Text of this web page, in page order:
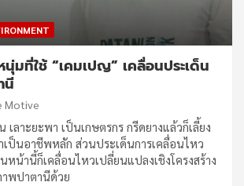
มที่ใช้ “เคมเปญ” เคลื่อนประเด็น
นี
Motive
ลาะยะพา เป็นเกษตรกร กรีดยางแล้วก็เลี้ยง
ป็นอาชีพหลัก ส่วนประเด็นการเคลื่อนไหว
หน้านี้ก็เคลื่อนไหวเปลี่ยนแปลงเชิงโครงสร้าง
พปาตานีด้วย